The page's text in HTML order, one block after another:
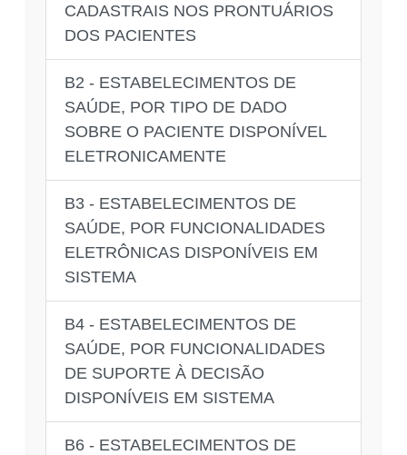
CADASTRAIS NOS PRONTUÁRIOS
DOS PACIENTES
B2 - ESTABELECIMENTOS DE
SAÚDE, POR TIPO DE DADO
SOBRE O PACIENTE DISPONÍVEL
ELETRONICAMENTE
B3 - ESTABELECIMENTOS DE
SAÚDE, POR FUNCIONALIDADES
ELETRÔNICAS DISPONÍVEIS EM
SISTEMA
B4 - ESTABELECIMENTOS DE
SAÚDE, POR FUNCIONALIDADES
DE SUPORTE À DECISÃO
DISPONÍVEIS EM SISTEMA
B6 - ESTABELECIMENTOS DE